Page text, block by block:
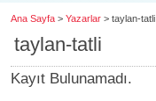
Ana Sayfa > Yazarlar > taylan-tatli
taylan-tatli
Kayıt Bulunamadı.